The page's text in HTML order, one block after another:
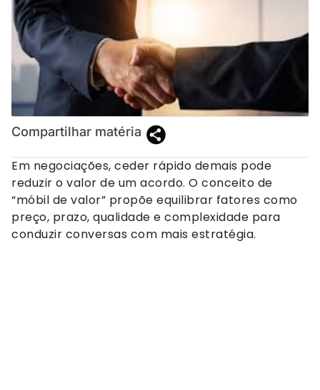
Compartilhar matéria
Em negociações, ceder rápido demais pode
reduzir o valor de um acordo. O conceito de
“móbil de valor” propõe equilibrar fatores como
preço, prazo, qualidade e complexidade para
conduzir conversas com mais estratégia.